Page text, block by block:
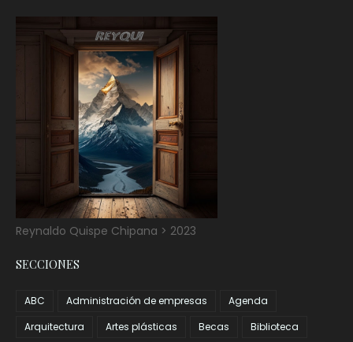
Reynaldo Quispe Chipana > 2023
SECCIONES
ABC Administración de empresas
Agenda
Arquitectura
Artes plásticas Becas
Biblioteca